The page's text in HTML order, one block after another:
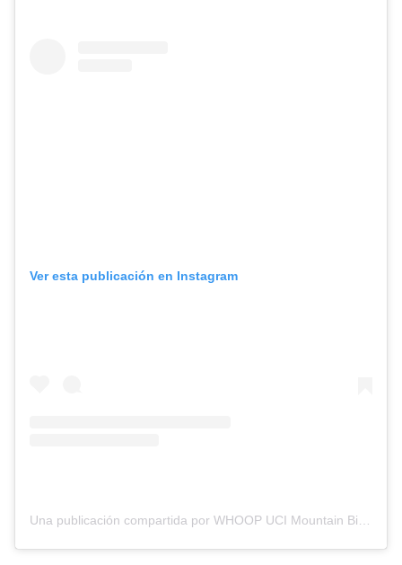
Ver esta publicación en Instagram